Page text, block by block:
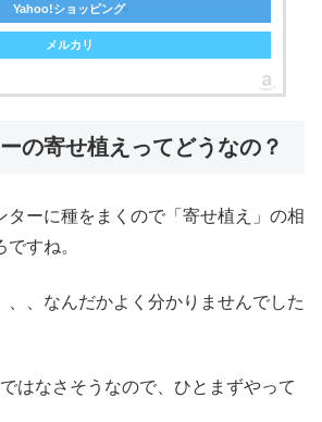
Yahoo!ショッピング
メルカリ
の寄せ植えってどうなの？
ターに種をまくので「寄せ植え」の相
すね。
、、なんだかよく分かりませんでした
はなさそうなので、ひとまずやって